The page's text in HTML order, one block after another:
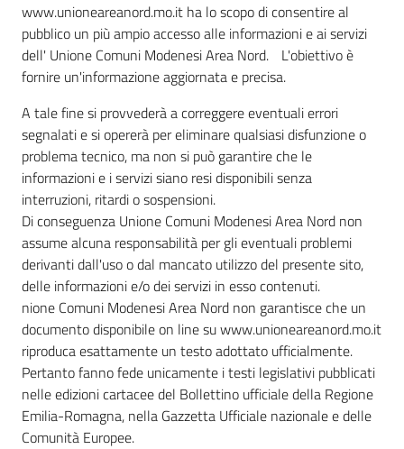
Documenti
e
dati
Scopri
il
territorio
Tutti
per
la
TERRA
www.unioneareanord.mo.it ha lo scopo di consentire al
pubblico un più ampio accesso alle informazioni e ai servizi
dell' Unione Comuni Modenesi Area Nord. L'obiettivo è
fornire un'informazione aggiornata e precisa.
A tale fine si provvederà a correggere eventuali errori
segnalati e si opererà per eliminare qualsiasi disfunzione o
problema tecnico, ma non si può garantire che le
informazioni e i servizi siano resi disponibili senza
interruzioni, ritardi o sospensioni.
Di conseguenza Unione Comuni Modenesi Area Nord non
assume alcuna responsabilità per gli eventuali problemi
derivanti dall'uso o dal mancato utilizzo del presente sito,
delle informazioni e/o dei servizi in esso contenuti.
nione Comuni Modenesi Area Nord non garantisce che un
documento disponibile on line su www.unioneareanord.mo.it
riproduca esattamente un testo adottato ufficialmente.
Pertanto fanno fede unicamente i testi legislativi pubblicati
nelle edizioni cartacee del Bollettino ufficiale della Regione
Emilia-Romagna, nella Gazzetta Ufficiale nazionale e delle
Comunità Europee.